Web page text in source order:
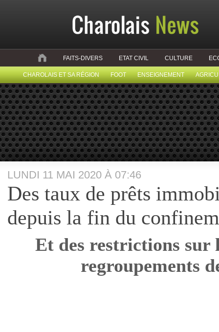
FAITS-DIVERS ETAT CIVIL CULTURE
CHAROLAIS ET SA RÉGION FOOT ENSEIGNEMENT
LUNDI 11 MAI 2020 À 07:46
Des taux de prêts
depuis la fin du
Et des restrictions sur
regroupements